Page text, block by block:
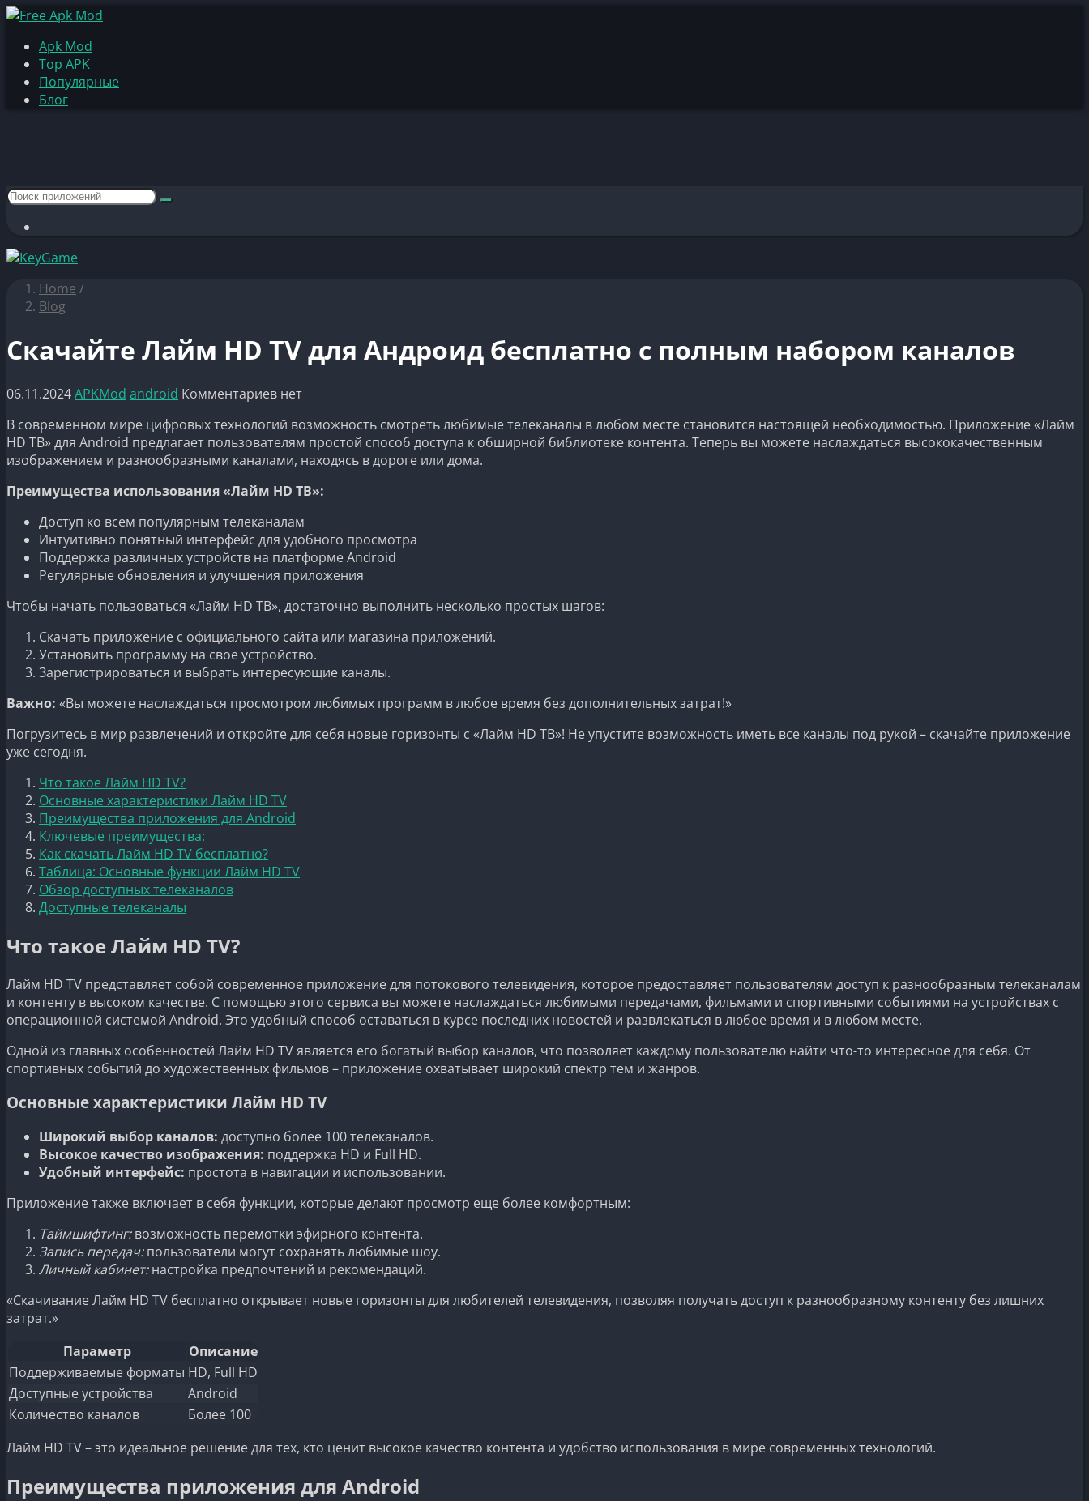
Apk Mod
Top APK
Популярные
Блог
Home /
Blog
Скачайте Лайм HD TV для Андроид бесплатно с полным набором каналов
06.11.2024APKMod android Комментариев нет
В современном мире цифровых технологий возможность смотреть любимые телеканалы в любом месте становится настоящей необходимостью. Приложение «Лайм
HD ТВ» для Android предлагает пользователям простой способ доступа к обширной библиотеке контента. Теперь вы можете наслаждаться высококачественным
изображением и разнообразными каналами, находясь в дороге или дома.
Преимущества использования «Лайм HD ТВ»:
Доступ ко всем популярным телеканалам
Интуитивно понятный интерфейс для удобного просмотра
Поддержка различных устройств на платформе Android
Регулярные обновления и улучшения приложения
Чтобы начать пользоваться «Лайм HD ТВ», достаточно выполнить несколько простых шагов:
Скачать приложение с официального сайта или магазина приложений.
Установить программу на свое устройство.
Зарегистрироваться и выбрать интересующие каналы.
Важно: «Вы можете наслаждаться просмотром любимых программ в любое время без дополнительных затрат!»
Погрузитесь в мир развлечений и откройте для себя новые горизонты с «Лайм HD ТВ»! Не упустите возможность иметь все каналы под рукой – скачайте приложение
уже сегодня.
Что такое Лайм HD TV?
Основные характеристики Лайм HD TV
Преимущества приложения для Android
Ключевые преимущества:
Как скачать Лайм HD TV бесплатно?
Таблица: Основные функции Лайм HD TV
Обзор доступных телеканалов
Доступные телеканалы
Что такое Лайм HD TV?
Лайм HD TV представляет собой современное приложение для потокового телевидения, которое предоставляет пользователям доступ к разнообразным телеканалам
и контенту в высоком качестве. С помощью этого сервиса вы можете наслаждаться любимыми передачами, фильмами и спортивными событиями на устройствах с
операционной системой Android. Это удобный способ оставаться в курсе последних новостей и развлекаться в любое время и в любом месте.
Одной из главных особенностей Лайм HD TV является его богатый выбор каналов, что позволяет каждому пользователю найти что-то интересное для себя. От
спортивных событий до художественных фильмов – приложение охватывает широкий спектр тем и жанров.
Основные характеристики Лайм HD TV
Широкий выбор каналов: доступно более 100 телеканалов.
Высокое качество изображения: поддержка HD и Full HD.
Удобный интерфейс: простота в навигации и использовании.
Приложение также включает в себя функции, которые делают просмотр еще более комфортным:
Таймшифтинг:возможность перемотки эфирного контента.
Запись передач:пользователи могут сохранять любимые шоу.
Личный кабинет:настройка предпочтений и рекомендаций.
«Скачивание Лайм HD TV бесплатно открывает новые горизонты для любителей телевидения, позволяя получать доступ к разнообразному контенту без лишних
затрат.»
Параметр
Описание
Поддерживаемые форматы HD, Full HD
Доступные устройства
Android
Количество каналов
Более 100
Лайм HD TV – это идеальное решение для тех, кто ценит высокое качество контента и удобство использования в мире современных технологий.
Преимущества приложения для Android